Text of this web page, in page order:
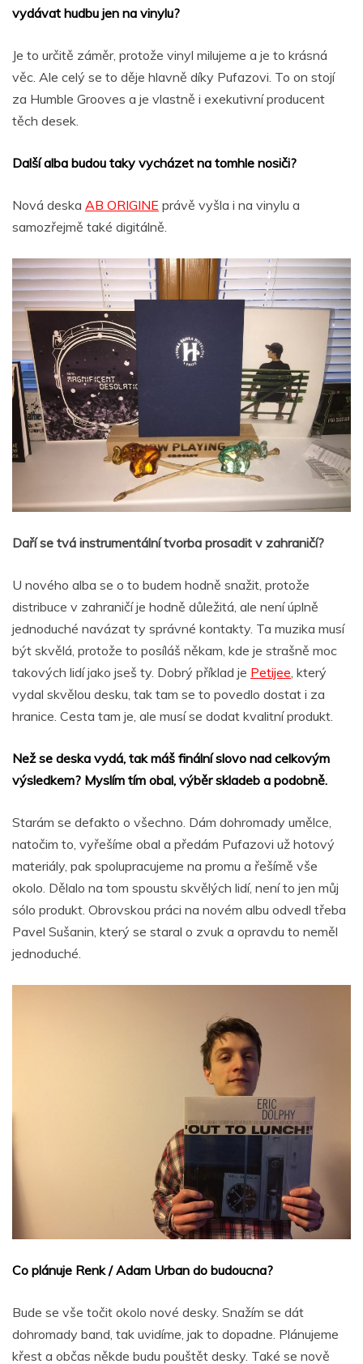
vydávat hudbu jen na vinylu?
Je to určitě záměr, protože vinyl milujeme a je to krásná
věc. Ale celý se to děje hlavně díky Pufazovi. To on stojí
za Humble Grooves a je vlastně i exekutivní producent
těch desek.
Další alba budou taky vycházet na tomhle nosiči?
Nová deska AB ORIGINE právě vyšla i na vinylu a
samozřejmě také digitálně.
Daří se tvá instrumentální tvorba prosadit v zahraničí?
U nového alba se o to budem hodně snažit, protože
distribuce v zahraničí je hodně důležitá, ale není úplně
jednoduché navázat ty správné kontakty. Ta muzika musí
být skvělá, protože to posíláš někam, kde je strašně moc
takových lidí jako jseš ty. Dobrý příklad je Petijee, který
vydal skvělou desku, tak tam se to povedlo dostat i za
hranice. Cesta tam je, ale musí se dodat kvalitní produkt.
Než se deska vydá, tak máš finální slovo nad celkovým
výsledkem? Myslím tím obal, výběr skladeb a podobně.
Starám se defakto o všechno. Dám dohromady umělce,
natočim to, vyřešíme obal a předám Pufazovi už hotový
materiály, pak spolupracujeme na promu a řešímě vše
okolo. Dělalo na tom spoustu skvělých lidí, není to jen můj
sólo produkt. Obrovskou práci na novém albu odvedl třeba
Pavel Sušanin, který se staral o zvuk a opravdu to neměl
jednoduché.
Co plánuje Renk / Adam Urban do budoucna?
Bude se vše točit okolo nové desky. Snažím se dát
dohromady band, tak uvidíme, jak to dopadne. Plánujeme
křest a občas někde budu pouštět desky. Také se nově